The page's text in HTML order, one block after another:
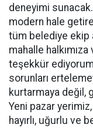
deneyimi sunacak.
modern hale
tüm belediye ekip
mahalle
teşekkür
sorunları
kurtarmaya değil,
Yeni pazar
hayırlı, uğurlu ve